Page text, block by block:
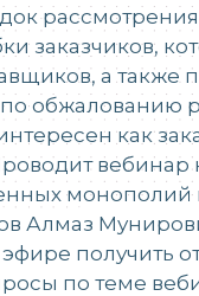
заказчиков,
а также
обжалованию
как
вебинар
Алмаз
получить
по теме